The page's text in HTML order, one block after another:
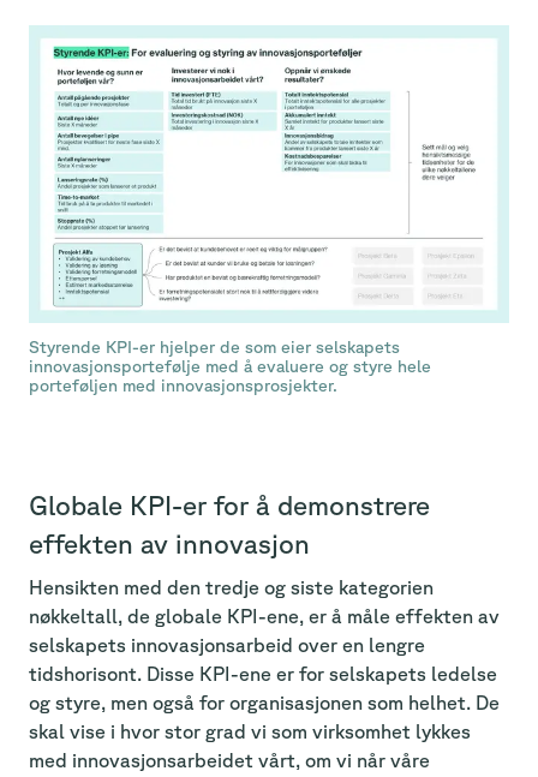
Styrende KPI-er hjelper de som eier selskapets
innovasjonsportefølje med å evaluere og styre hele
porteføljen med innovasjonsprosjekter.
Globale KPI-er for å demonstrere
effekten av innovasjon
Hensikten med den tredje og siste kategorien
nøkkeltall, de globale KPI-ene, er å måle effekten av
selskapets innovasjonsarbeid over en lengre
tidshorisont. Disse KPI-ene er for selskapets ledelse
og styre, men også for organisasjonen som helhet. De
skal vise i hvor stor grad vi som virksomhet lykkes
med innovasjonsarbeidet vårt, om vi når våre